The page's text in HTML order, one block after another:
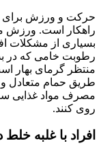
حرکت و ورزش برای
راهکار است. ورزش
بسیاری از مشکلات
رطوبت خامی که در
منتظر گرمای بهار
طریق حمام متعادل و
مصرف مواد غذایی
روی کنند.
افراد با غلبه خلط